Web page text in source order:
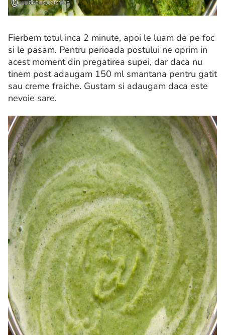
Fierbem totul inca 2 minute, apoi le luam de pe foc
si le pasam. Pentru perioada postului ne oprim in
acest moment din pregatirea supei, dar daca nu
tinem post adaugam 150 ml smantana pentru gatit
sau creme fraiche. Gustam si adaugam daca este
nevoie sare.